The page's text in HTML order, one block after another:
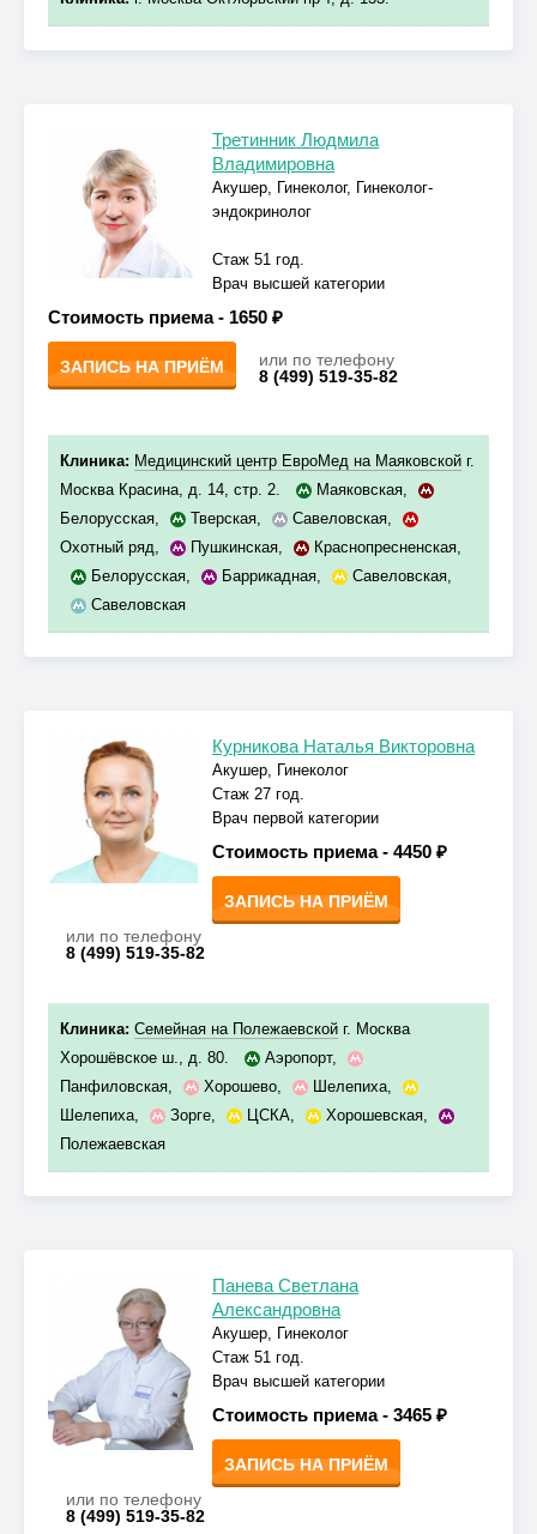
Третинник Людмила
Владимировна
Акушер, Гинеколог, Гинеколог-
эндокринолог
Стаж 51 год.
Врач высшей категории
Стоимость приема - 1650 ₽
ЗАПИСЬ НА ПРИЁМ
или по телефону
8 (499) 519-35-82
Клиника: Медицинский центр ЕвроМед на Маяковской г.
Москва Красина, д. 14, стр. 2.
Маяковская,
Белорусская, Тверская, Савеловская,
Охотный ряд, Пушкинская, Краснопресненская,
Белорусская, Баррикадная, Савеловская,
Савеловская
Курникова Наталья Викторовна
Акушер, Гинеколог
Стаж 27 год.
Врач первой категории
Стоимость приема - 4450 ₽
ЗАПИСЬ НА ПРИЁМ
или по телефону
8 (499) 519-35-82
Клиника: Семейная на Полежаевской г. Москва
Хорошёвское ш., д. 80.
Аэропорт,
Панфиловская, Хорошево, Шелепиха,
Шелепиха, Зорге, ЦСКА, Хорошевская,
Полежаевская
Панева Светлана
Александровна
Акушер, Гинеколог
Стаж 51 год.
Врач высшей категории
Стоимость приема - 3465 ₽
ЗАПИСЬ НА ПРИЁМ
или по телефону
8 (499) 519-35-82